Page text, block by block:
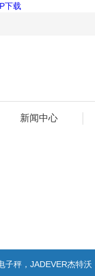
下载
新闻中心
特沃，不锈钢地磅，防